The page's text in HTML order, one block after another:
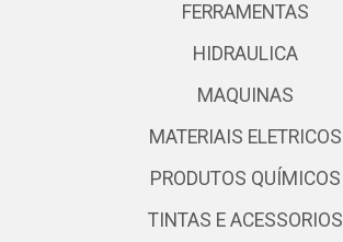
FERRAMENTAS
HIDRAULICA
MAQUINAS
MATERIAIS ELETRICOS
PRODUTOS QUÍMICOS
TINTAS E ACESSORIOS